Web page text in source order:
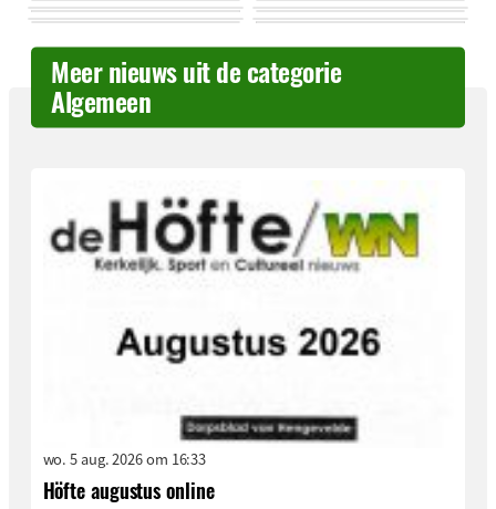
Meer nieuws uit de categorie
Algemeen
wo. 5 aug. 2026 om 16:33
Höfte augustus online